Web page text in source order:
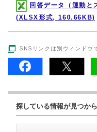
回答データ（運動と
(XLSX形式, 160.66KB)
SNSリンクは別ウィンドウ
探している情報が見つか